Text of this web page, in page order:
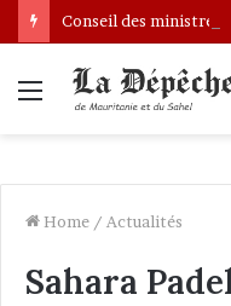
Menu
Home / Actualités
Sahara